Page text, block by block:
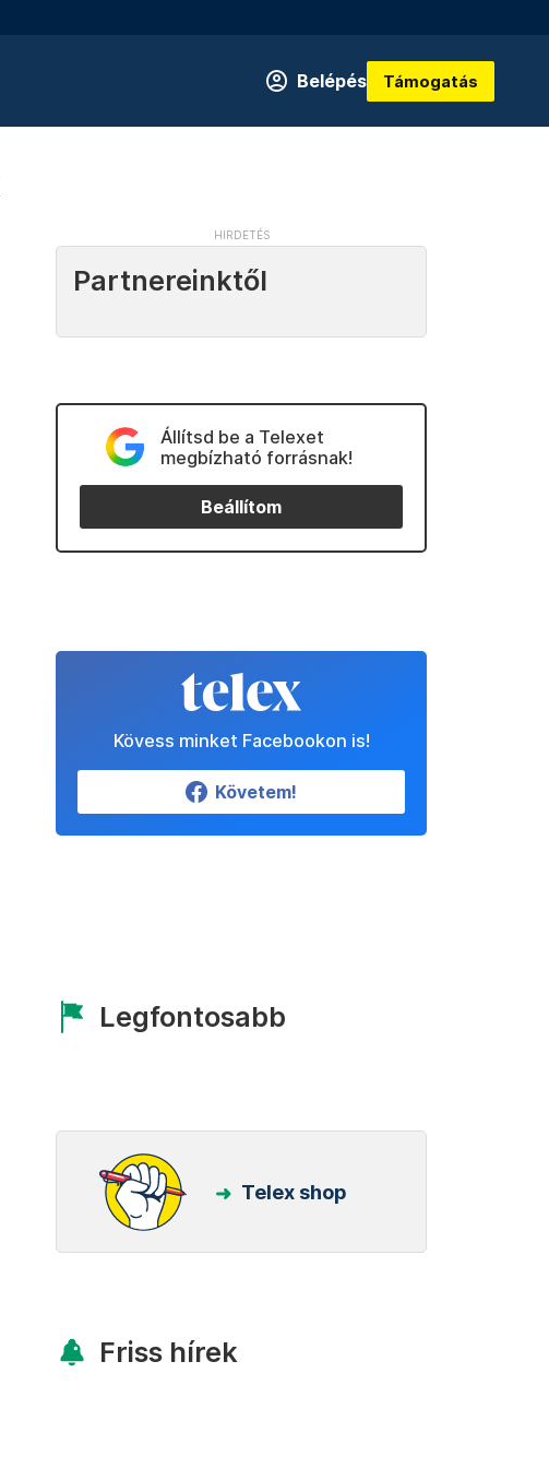
Belépés Támogatás
Partnereinktől
Állítsd be a Telexet
megbízható forrásnak!
Beállítom
Kövess minket Facebookon is!
Követem!
Legfontosabb
Telex shop
Friss hírek